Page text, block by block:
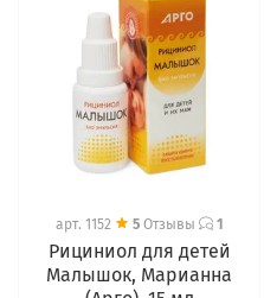
арт. 1152 5Отзывы 1
Рициниол для детей
Малышок, Марианна